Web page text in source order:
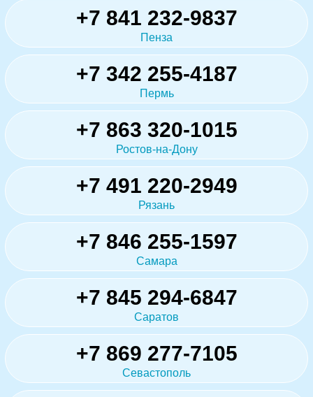
+7 841 232-9837
Пенза
+7 342 255-4187
Пермь
+7 863 320-1015
Ростов-на-Дону
+7 491 220-2949
Рязань
+7 846 255-1597
Самара
+7 845 294-6847
Саратов
+7 869 277-7105
Севастополь